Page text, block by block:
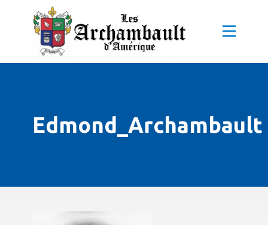
Edmond_Archambault